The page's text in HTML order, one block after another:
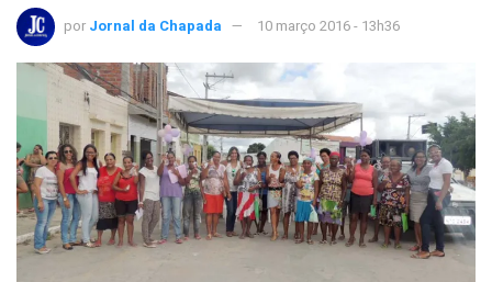
por Jornal da Chapada 10 março 2016 - 13h36